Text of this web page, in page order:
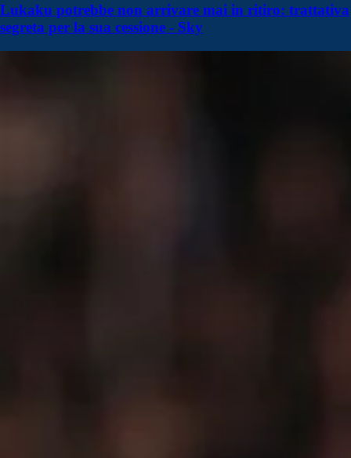
Lukaku potrebbe non arrivare mai in ritiro: trattativa
segreta per la sua cessione - Sky